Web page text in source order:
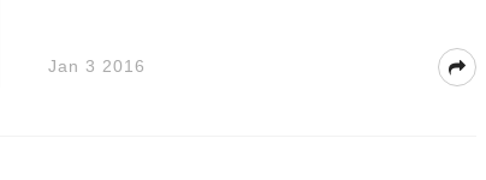
Jan 3 2016